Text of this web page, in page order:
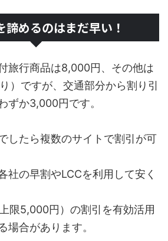
諦めるのはまだ早い！
旅行商品は8,000円、その他は
）ですが、交通部分から割り引
ずか3,000円です。
したら複数のサイトで割引が可
社の早割やLCCを利用して安く
限5,000円）の割引を有効活用
場合があります。